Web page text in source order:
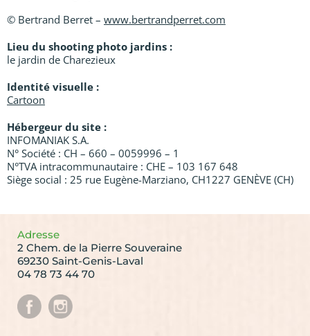
© Bertrand Berret – www.bertrandperret.com
Lieu du shooting photo jardins :
le jardin de Charezieux
Identité visuelle :
Cartoon
Hébergeur du site :
INFOMANIAK S.A.
N° Société : CH – 660 – 0059996 – 1
N°TVA intracommunautaire : CHE – 103 167 648
Siège social : 25 rue Eugène-Marziano, CH1227 GENÈVE (CH)
Adresse
2 Chem. de la Pierre Souveraine
69230 Saint-Genis-Laval
04 78 73 44 70